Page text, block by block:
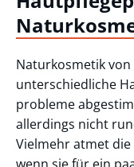
Naturkosmetik von
unterschiedliche
probleme
allerdings nicht
Vielmehr atmet